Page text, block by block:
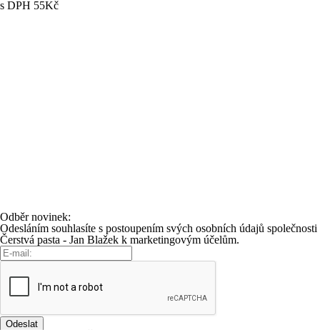
s DPH 55Kč
Odběr novinek:
Odesláním souhlasíte s postoupením svých osobních údajů společnosti
Čerstvá pasta - Jan Blažek k marketingovým účelům.